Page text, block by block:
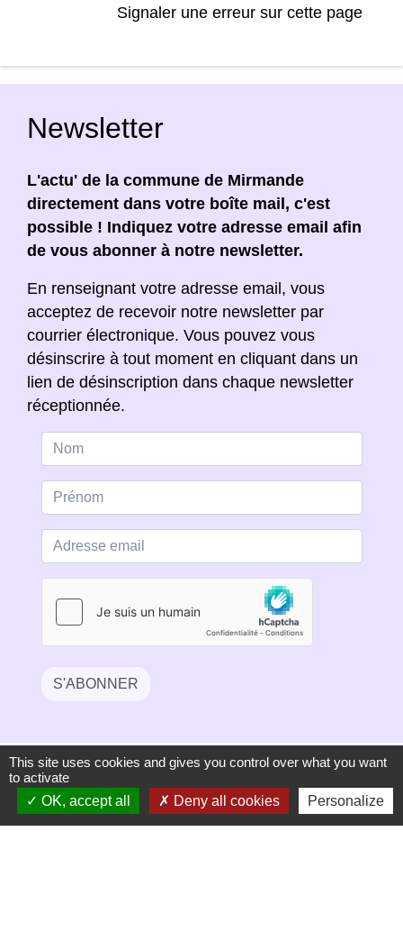
Signaler une erreur sur cette page
Newsletter
L'actu' de la commune de Mirmande
directement dans votre boîte mail, c'est
possible ! Indiquez votre adresse email afin
de vous abonner à notre newsletter.
En renseignant votre adresse email, vous
acceptez de recevoir notre newsletter par
courrier électronique. Vous pouvez vous
désinscrire à tout moment en cliquant dans un
lien de désinscription dans chaque newsletter
réceptionnée.
S'ABONNER
This site uses cookies and gives you control over what you want
to activate
OK, accept all
Deny all cookies Personalize